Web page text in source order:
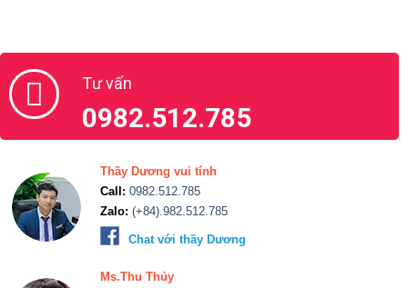
Tư vấn
0982.512.785
Thầy Dương vui tính
Call: 0982.512.785
Zalo: (+84).982.512.785
Chat với thầy Dương
Ms.Thu Thủy